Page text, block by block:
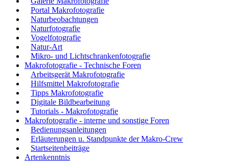
Portal Makrofotografie
Naturbeobachtungen
Naturfotografie
Vogelfotografie
Natur-Art
Mikro- und Lichtschrankenfotografie
Makrofotografie - Technische Foren
Arbeitsgerät Makrofotografie
Hilfsmittel Makrofotografie
Tipps Makrofotografie
Digitale Bildbearbeitung
Tutorials - Makrofotografie
Makrofotografie - interne und sonstige Foren
Bedienungsanleitungen
Erläuterungen u. Standpunkte der Makro-Crew
Startseitenbeiträge
Artenkenntnis